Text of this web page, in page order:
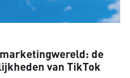
de
van TikTok